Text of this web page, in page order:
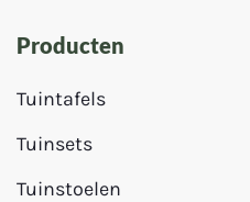
Producten
Tuintafels
Tuinsets
Tuinstoelen